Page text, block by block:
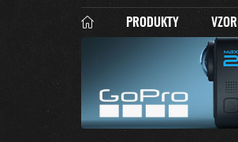
PRODUKTY